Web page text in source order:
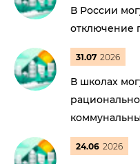
В России
отключение
31.07 2026
В школах
24.06 2026